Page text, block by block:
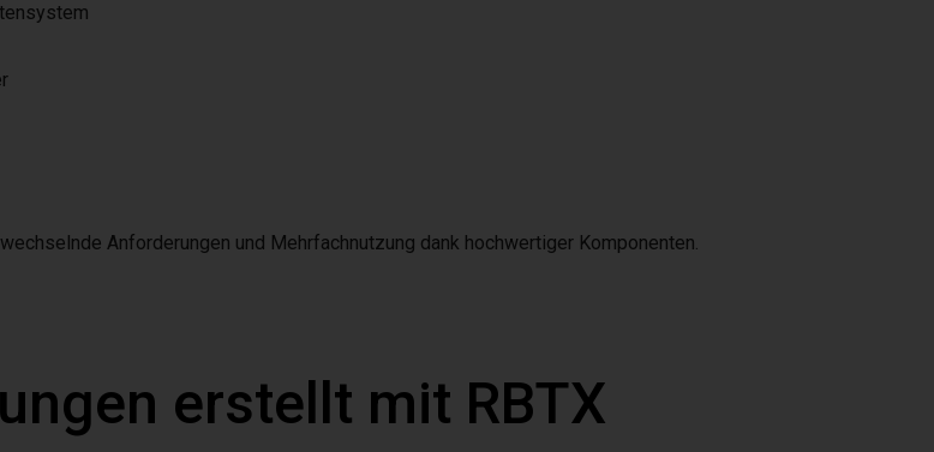
Anforderungen und Mehrfachnutzung dank hochwertiger Komponenten.
erstellt mit RBTX